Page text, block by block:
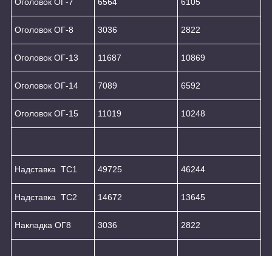
Оголовок ОГ-8 3036 2822
Оголовок ОГ-13 11687 10869
Оголовок ОГ-14 7089 6592
Оголовок ОГ-15 11019 10248
Надставка ТС1 49725 46244
Надставка ТС2 14672 13645
Накладка ОГ8 3036 2822